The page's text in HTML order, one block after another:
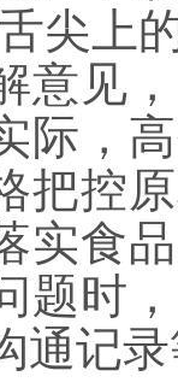
尖上
意见
际，
把控
实食
题时
通记